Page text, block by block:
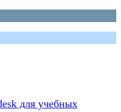
для учебных